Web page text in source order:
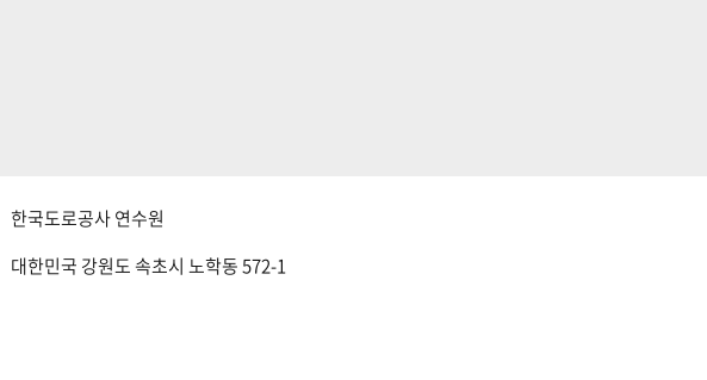
한국도로공사 연수원
대한민국 강원도 속초시 노학동 572-1